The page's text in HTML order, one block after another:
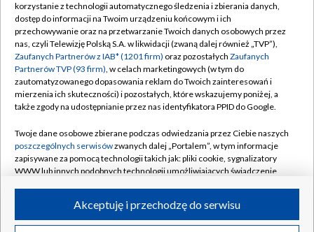
Abonament TVP
Sklep TVP
Biuro Reklamy
Oferta Handlowa
Telegazeta ogłoszenia
Rada Programowa
Ogłoszenia przetargowe
Akademia Telewizyjna
Informacje o nadawcy
Regulamin TVP
Polityka prywatności
Moje zgody
Biuro reklamy
Kontakt
Kanały
©2026 Telewizja Polska Spółka Akcyjna w likwidacji
korzystanie z technologii automatycznego śledzenia i zbierania danych,
dostęp do informacji na Twoim urządzeniu końcowym i ich
przechowywanie oraz na przetwarzanie Twoich danych osobowych przez
nas, czyli Telewizję Polską S.A. w likwidacji (zwaną dalej również „TVP”),
Zaufanych Partnerów z IAB* (1201 firm) oraz pozostałych Zaufanych
Partnerów TVP (93 firm), w celach marketingowych (w tym do
zautomatyzowanego dopasowania reklam do Twoich zainteresowań i
mierzenia ich skuteczności) i pozostałych, które wskazujemy poniżej, a
także zgody na udostępnianie przez nas identyfikatora PPID do Google.
Twoje dane osobowe zbierane podczas odwiedzania przez Ciebie naszych
poszczególnych serwisówzwanych dalej „Portalem”, w tym informacje
zapisywane za pomocą technologii takich jak: pliki cookie, sygnalizatory
WWW lub innych podobnych technologii umożliwiających świadczenie
ruchu w Internecie.Akceptuję i przechodzę do serwisu